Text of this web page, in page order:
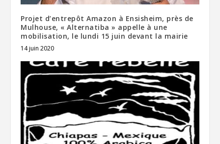
Projet d’entrepôt Amazon à Ensisheim, près de
Mulhouse, « Alternatiba » appelle à une
mobilisation, le lundi 15 juin devant la mairie
14 juin 2020